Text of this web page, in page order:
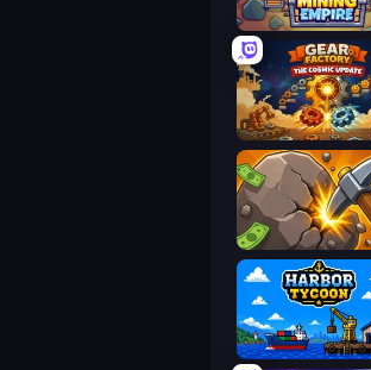
Idle Mining Empire
Gear Factory
Mine Clicker
Harbor Tycoon